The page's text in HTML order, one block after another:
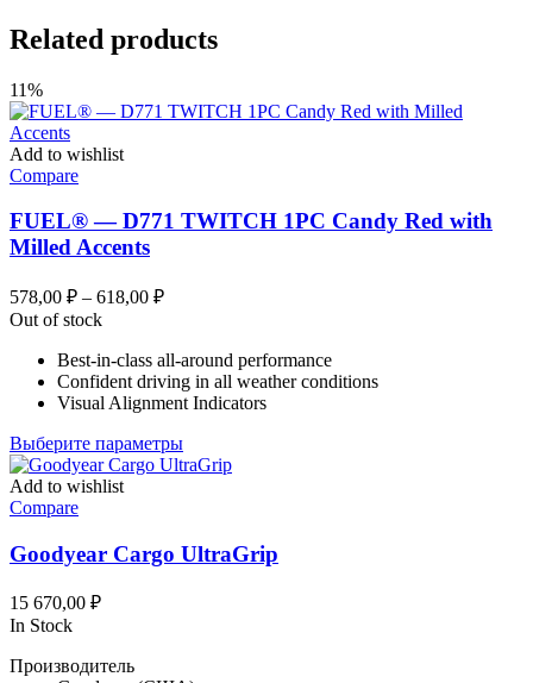
Related products
11%
Add to wishlist
Compare
FUEL® — D771 TWITCH 1PC Candy Red with
Milled Accents
578,00 ₽ – 618,00 ₽Диапазон
–
618,00 ₽
Out of stock
Best-in-class all-around performance
Confident driving in all weather conditions
Visual Alignment Indicators
Выберите параметрыЭтот
товар
Опции
можно
Add to wishlist
Compare
Goodyear Cargo UltraGrip
15 670,00 ₽
In Stock
Производитель